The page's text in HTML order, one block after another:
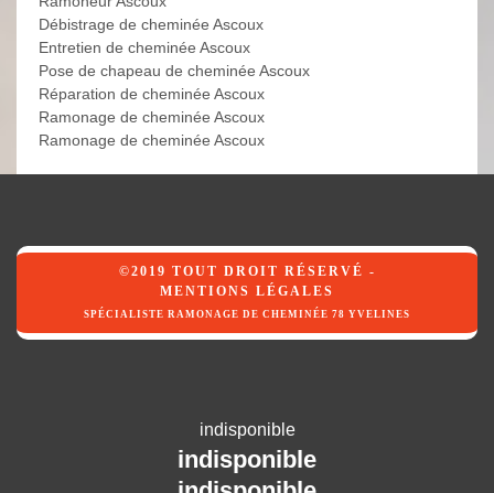
Débistrage de cheminée Ascoux
Entretien de cheminée Ascoux
Pose de chapeau de cheminée Ascoux
Réparation de cheminée Ascoux
Ramonage de cheminée Ascoux
Ramonage de cheminée Ascoux
©2019 TOUT DROIT RÉSERVÉ -
MENTIONS LÉGALES
SPÉCIALISTE RAMONAGE DE CHEMINÉE 78 YVELINES
indisponible
indisponible